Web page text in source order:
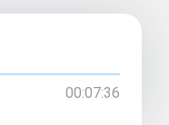
00:07:36